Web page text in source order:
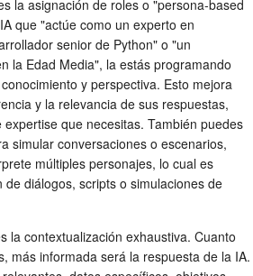
la asignación de roles o "persona-based
que "actúe como un experto en
senior de Python" o "un
la Edad Media", la estás programando
y perspectiva. Esto mejora
y la relevancia de sus respuestas,
que necesitas. También puedes
simular conversaciones o escenarios,
múltiples personajes, lo cual es
diálogos, scripts o simulaciones de
la contextualización exhaustiva. Cuanto
más informada será la respuesta de la IA.